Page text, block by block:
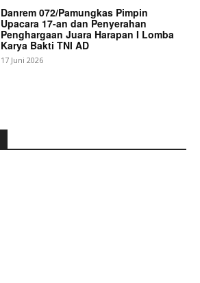
Danrem 072/Pamungkas Pimpin
Upacara 17-an dan Penyerahan
Penghargaan Juara Harapan I Lomba
Karya Bakti TNI AD
17 Juni 2026